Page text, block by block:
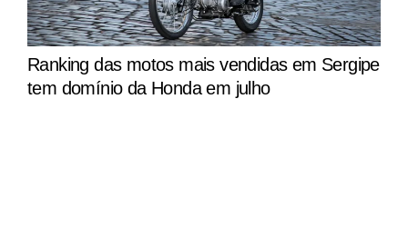
Ranking das motos mais vendidas em Sergipe
tem domínio da Honda em julho